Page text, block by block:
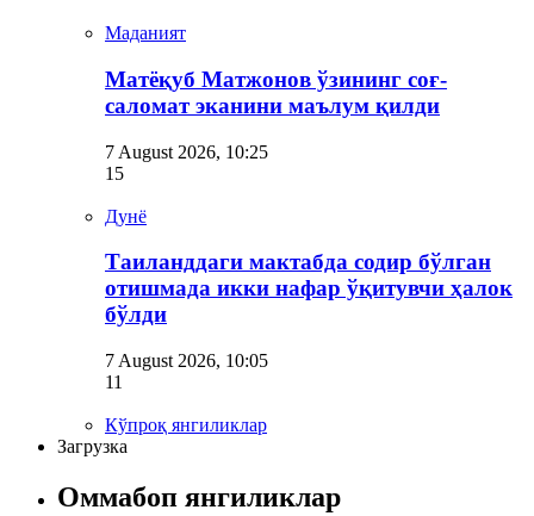
Маданият
Матёқуб Матжонов ўзининг соғ-
саломат эканини маълум қилди
7 August 2026, 10:25
15
Дунё
Таиланддаги мактабда содир бўлган
отишмада икки нафар ўқитувчи ҳалок
бўлди
7 August 2026, 10:05
11
Кўпроқ янгиликлар
Загрузка
Оммабоп янгиликлар